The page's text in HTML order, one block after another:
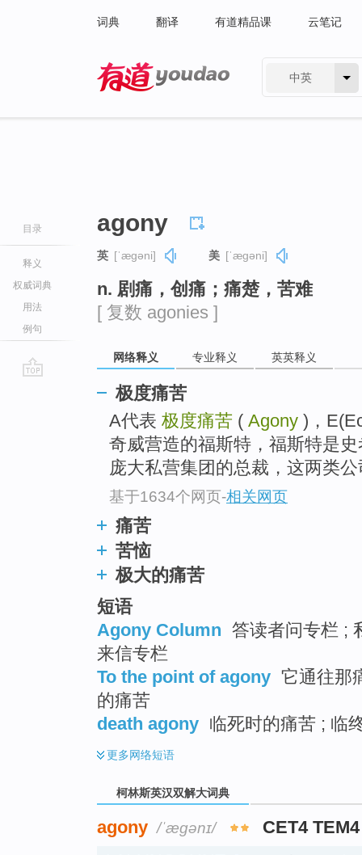
词典 翻译 有道精品课 云笔记
中英
目录
释义
权威词典
用法
例句
agony
英 [ˈæɡəni] 美 [ˈæɡəni]
n. 剧痛，创痛；痛楚，苦难
[ 复数 agonies ]
网络释义 专业释义 英英释义
极度痛苦
A代表 极度痛苦 ( Agony )，
奇威营造的福斯特，福斯特是
庞大私营集团的总裁，这两类
基于1634个网页-相关网页
痛苦
苦恼
极大的痛苦
短语
Agony Column 答读者问专栏 ;
来信专栏
To the point of agony 它通往那
的痛苦
death agony 临死时的痛苦 ; 临
更多网络短语
柯林斯英汉双解大词典
agony /ˈæɡənɪ/ CET4 TEM4